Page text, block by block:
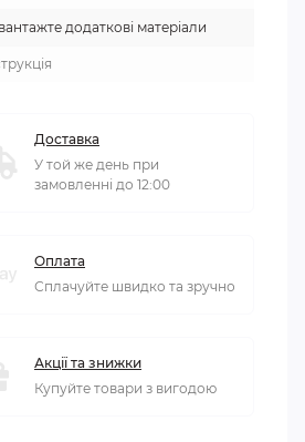
додаткові матеріали
Доставка
У той же день при
замовленні до 12:00
Оплата
Сплачуйте швидко та зручно
Акції та знижки
Купуйте товари з вигодою